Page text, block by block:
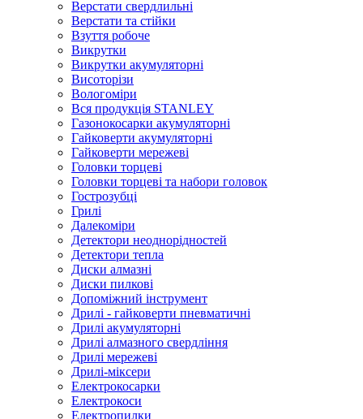
Верстати свердлильні
Верстати та стійки
Взуття робоче
Викрутки
Викрутки акумуляторні
Висоторізи
Вологоміри
Вся продукція STANLEY
Газонокосарки акумуляторні
Гайковерти акумуляторні
Гайковерти мережеві
Головки торцеві
Головки торцеві та набори головок
Гострозубці
Грилі
Далекоміри
Детектори неоднорідностей
Детектори тепла
Диски алмазні
Диски пилкові
Допоміжний інструмент
Дрилі - гайковерти пневматичні
Дрилі акумуляторні
Дрилі алмазного свердління
Дрилі мережеві
Дрилі-міксери
Електрокосарки
Електрокоси
Електропилки